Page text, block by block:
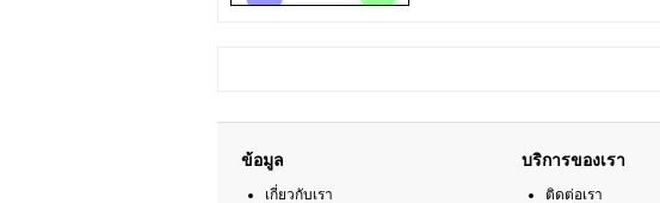
ข้อมูล
เกี่ยวกับเรา
บริการของเรา
ติดต่อเรา